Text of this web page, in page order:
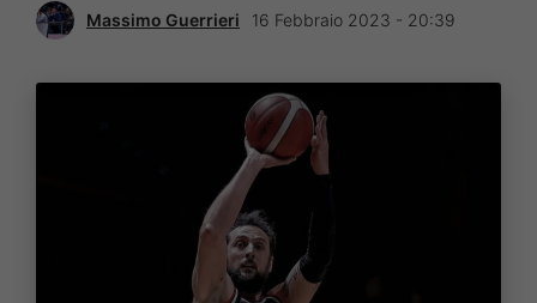
Massimo Guerrieri 16 Febbraio 2023 - 20:39